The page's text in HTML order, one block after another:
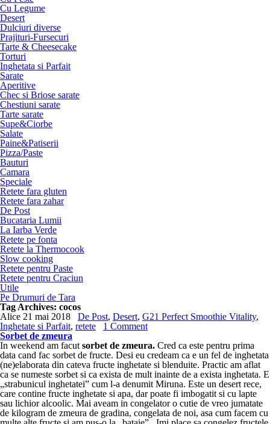
Cu Legume
Desert
Dulciuri diverse
Prajituri-Fursecuri
Tarte & Cheesecake
Torturi
Inghetata si Parfait
Sarate
Aperitive
Chec si Briose sarate
Chestiuni sarate
Tarte sarate
Supe&Ciorbe
Salate
Paine&Patiserii
Pizza/Paste
Bauturi
Camara
Speciale
Retete fara gluten
Retete fara zahar
De Post
Bucataria Lumii
La Iarba Verde
Retete pe fonta
Retete la Thermocook
Slow cooking
Retete pentru Paste
Retete pentru Craciun
Utile
Pe Drumuri de Tara
Tag Archives: cocos
Alice 21 mai 2018 De Post, Desert, G21 Perfect Smoothie Vitality,
Inghetate si Parfait, retete
1 Comment
Sorbet de zmeura
In weekend am facut sorbet de zmeura. Cred ca este pentru prima
data cand fac sorbet de fructe. Desi eu credeam ca e un fel de inghetata
(ne)elaborata din cateva fructe inghetate si blenduite. Practic am aflat
ca se numeste sorbet si ca exista de mult inainte de a exista inghetata. E
„strabunicul inghetatei” cum l-a denumit Miruna. Este un desert rece,
care contine fructe inghetate si apa, dar poate fi imbogatit si cu lapte
sau lichior alcoolic. Mai aveam in congelator o cutie de vreo jumatate
de kilogram de zmeura de gradina, congelata de noi, asa cum facem cu